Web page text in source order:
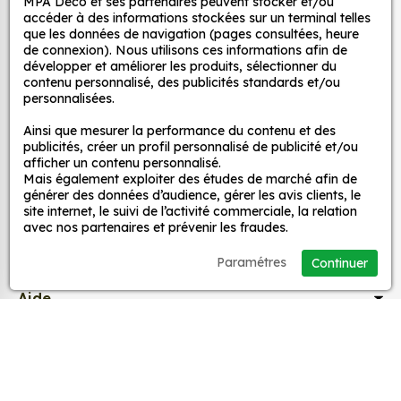
d’un meuble, d’une porte et de toute autre surface,
et ce, à moindre coût et sans effort.
Quels sont les avantages de nos stickers
décoration ?
Une grande variété de motifs et de couleurs :
nos Sticker Basket Kobe Bryant 3 sont
disponibles dans une large gamme de motifs et
de couleurs, ce qui vous permet de trouver le
sticker parfait pour votre décoration.
Une installation facile : nos stickers sont faciles
à installer, même pour les débutants. Il suffit de
les décoller de leur support et de les coller sur
la surface souhaitée. Vous pouvez vous aider
d’une raclette si besoin.
Autocollants pour véhicules et stickers
décoratifs
MPA Déco
Nos services
Nos sites
Aide
accéder à des informations stockées sur un terminal telles
que les données de navigation (pages consultées, heure
de connexion). Nous utilisons ces informations afin de
développer et améliorer les produits, sélectionner du
contenu personnalisé, des publicités standards et/ou
personnalisées.
Ainsi que mesurer la performance du contenu et des
publicités, créer un profil personnalisé de publicité et/ou
afficher un contenu personnalisé.
Mais également exploiter des études de marché afin de
générer des données d’audience, gérer les avis clients, le
site internet, le suivi de l’activité commerciale, la relation
avec nos partenaires et prévenir les fraudes.
Continuer
Paramétres